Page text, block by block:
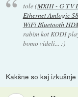
tole (MXIII - G TV
Ethernet Amlogic
WiFi Bluetooth
rabim kot KODI
bomo videli... :)
Kakšne so kaj